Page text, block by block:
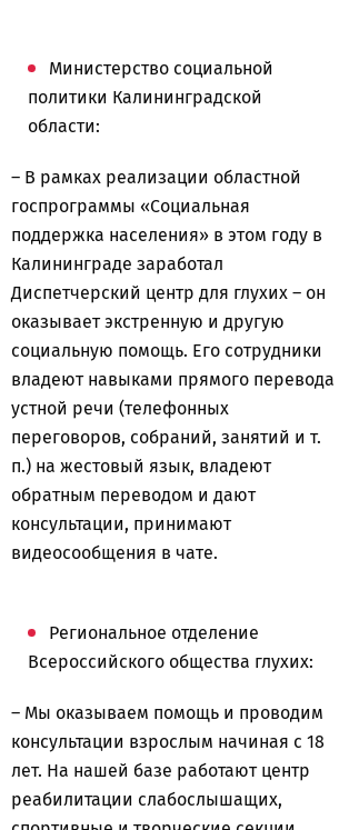
Министерство социальной
политики Калининградской
области:
– В рамках реализации областной
госпрограммы «Социальная
поддержка населения» в этом году в
Калининграде заработал
Диспетчерский центр для глухих – он
оказывает экстренную и другую
социальную помощь. Его сотрудники
владеют навыками прямого перевода
устной речи (телефонных
переговоров, собраний, занятий и т.
п.) на жестовый язык, владеют
обратным переводом и дают
консультации, принимают
видеосообщения в чате.
Региональное отделение
Всероссийского общества глухих:
– Мы оказываем помощь и проводим
консультации взрослым начиная с 18
лет. На нашей базе работают центр
реабилитации слабослышащих,